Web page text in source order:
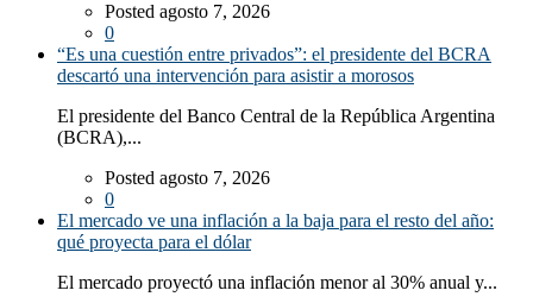
Posted agosto 7, 2026
0
“Es una cuestión entre privados”: el presidente del BCRA
descartó una intervención para asistir a morosos
El presidente del Banco Central de la República Argentina
(BCRA),...
Posted agosto 7, 2026
0
El mercado ve una inflación a la baja para el resto del año:
qué proyecta para el dólar
El mercado proyectó una inflación menor al 30% anual y...